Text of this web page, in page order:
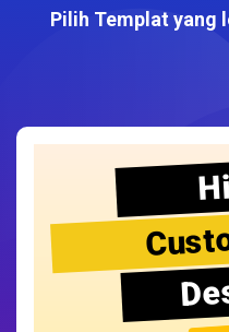
Pilih Templat yang